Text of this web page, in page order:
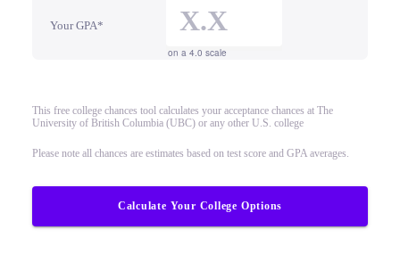
Your GPA*
on a 4.0 scale
This free college chances tool calculates your acceptance chances at The
University of British Columbia (UBC) or any other U.S. college
Please note all chances are estimates based on test score and GPA averages.
Calculate Your College Options